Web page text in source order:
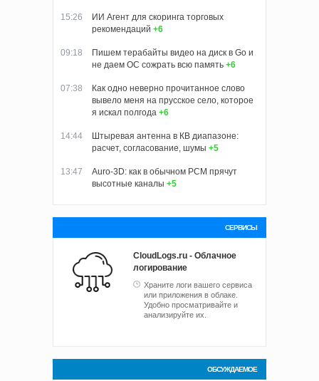
15:26
ИИ Агент для скоринга торговых
рекомендаций +6
09:18
Пишем терабайты видео на диск в Go и
не даем ОС сожрать всю память +6
07:38
Как одно неверно прочитанное слово
вывело меня на прусское село, которое
я искал полгода +6
14:44
Штыревая антенна в КВ диапазоне:
расчет, согласование, шумы +5
13:47
Auro-3D: как в обычном PCM прячут
высотные каналы +5
СЕРВИСЫ
CloudLogs.ru - Облачное
логирование
Храните логи вашего сервиса
или приложения в облаке.
Удобно просматривайте и
анализируйте их.
ОБСУЖДАЕМОЕ